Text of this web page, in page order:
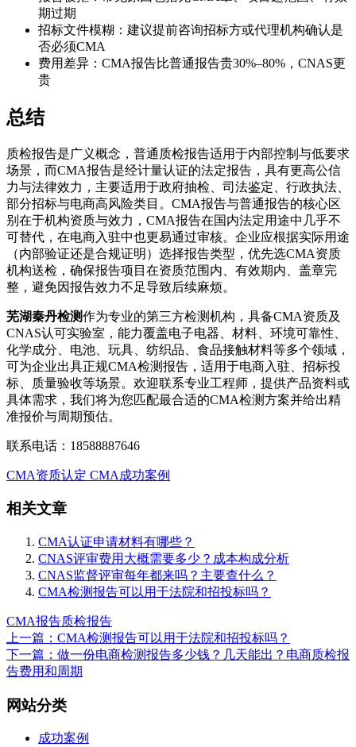
期过期
招标文件模糊：建议提前咨询招标方或代理机构确认是
否必须CMA
费用差异：CMA报告比普通报告贵30%–80%，CNAS更
贵
总结
质检报告是广义概念，普通质检报告适用于内部控制与低要求
场景，而CMA报告是经计量认证的法定报告，具有更高公信
力与法律效力，主要适用于政府抽检、司法鉴定、行政执法、
部分招标与电商高风险类目。CMA报告与普通报告的核心区
别在于机构资质与效力，CMA报告在国内法定用途中几乎不
可替代，在电商入驻中也更易通过审核。企业应根据实际用途
（内部验证还是合规证明）选择报告类型，优先选CMA资质
机构送检，确保报告项目在资质范围内、有效期内、盖章完
整，避免因报告效力不足导致后续麻烦。
芜湖秦丹检测作为专业的第三方检测机构，具备CMA资质及
CNAS认可实验室，能力覆盖电子电器、材料、环境可靠性、
化学成分、电池、玩具、纺织品、食品接触材料等多个领域，
可为企业出具正规CMA检测报告，适用于电商入驻、招标投
标、质量验收等场景。欢迎联系专业工程师，提供产品资料或
具体需求，我们将为您匹配最合适的CMA检测方案并给出精
准报价与周期预估。
联系电话：18588887646
CMA资质认定 CMA成功案例
相关文章
CMA认证申请材料有哪些？
CNAS评审费用大概需要多少？成本构成分析
CNAS监督评审每年都来吗？主要查什么？
CMA检测报告可以用于法院和招投标吗？
CMA报告质检报告
上一篇：CMA检测报告可以用于法院和招投标吗？
下一篇：做一份电商检测报告多少钱？几天能出？电商质检报
告费用和周期
网站分类
成功案例